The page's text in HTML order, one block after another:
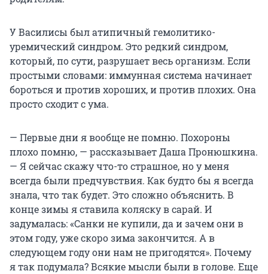
У Василисы был атипичный гемолитико-
уремический синдром. Это редкий синдром,
который, по сути, разрушает весь организм. Если
простыми словами: иммунная система начинает
бороться и против хороших, и против плохих. Она
просто сходит с ума.
— Первые дни я вообще не помню. Похороны
плохо помню, — рассказывает Даша Пронюшкина.
— Я сейчас скажу что-то страшное, но у меня
всегда были предчувствия. Как будто бы я всегда
знала, что так будет. Это сложно объяснить. В
конце зимы я ставила коляску в сарай. И
задумалась: «Санки не купили, да и зачем они в
этом году, уже скоро зима закончится. А в
следующем году они нам не пригодятся». Почему
я так подумала? Всякие мысли были в голове. Еще